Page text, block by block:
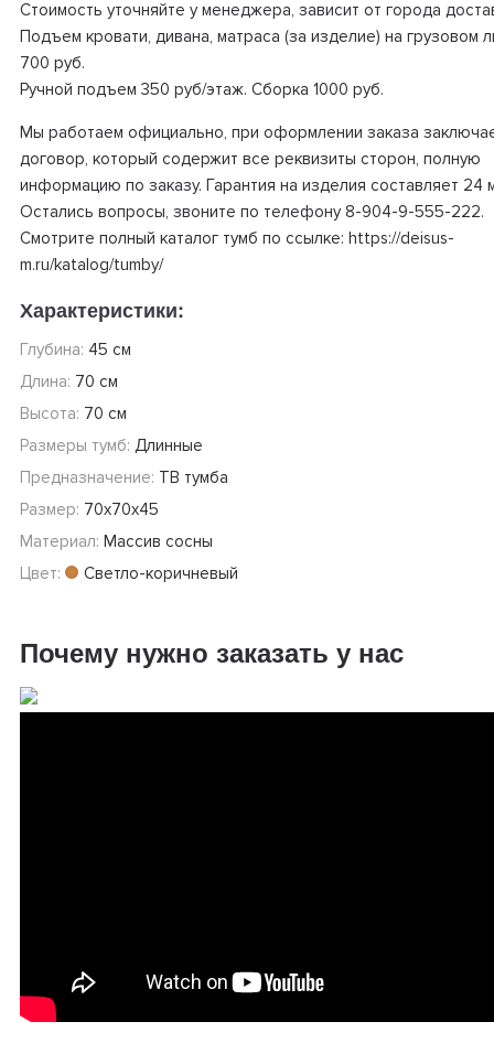
Стоимость уточняйте у менеджера, зависит от города
Подъем кровати, дивана, матраса (за изделие) на грузовом
700 руб.
Ручной подъем 350 руб/этаж. Сборка 1000 руб.
Мы работаем официально, при оформлении заказа
договор, который содержит все реквизиты сторон, полную
информацию по заказу. Гарантия на изделия составляет 24
Остались вопросы, звоните по телефону 8-904-9-555-222.
Смотрите полный каталог тумб по ссылке: https://deisus-
m.ru/katalog/tumby/
Характеристики:
Глубина: 45 см
Длина: 70 см
Высота: 70 см
Размеры тумб:Длинные
Предназначение: ТВ тумба
Размер: 70х70х45
Материал:Массив сосны
Цвет:
Светло-коричневый
Почему нужно заказать у нас